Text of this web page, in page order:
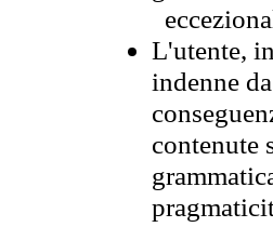
L'utente,
indenne
contenute